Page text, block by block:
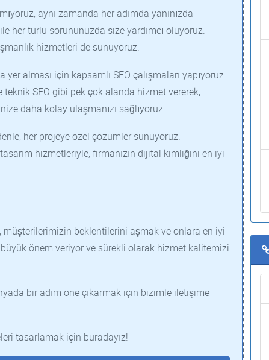
aynı zamanda her adımda yanınızda
her türlü sorununuzda size yardımcı oluyoruz.
hizmetleri de sunuyoruz.
alması için kapsamlı SEO çalışmaları yapıyoruz.
SEO gibi pek çok alanda hizmet vererek,
daha kolay ulaşmanızı sağlıyoruz.
her projeye özel çözümler sunuyoruz.
hizmetleriyle, firmanızın dijital kimliğini en iyi
beklentilerini aşmak ve onlara en iyi
önem veriyor ve sürekli olarak hizmet kalitemizi
bir adım öne çıkarmak için bizimle iletişime
tasarlamak için buradayız!